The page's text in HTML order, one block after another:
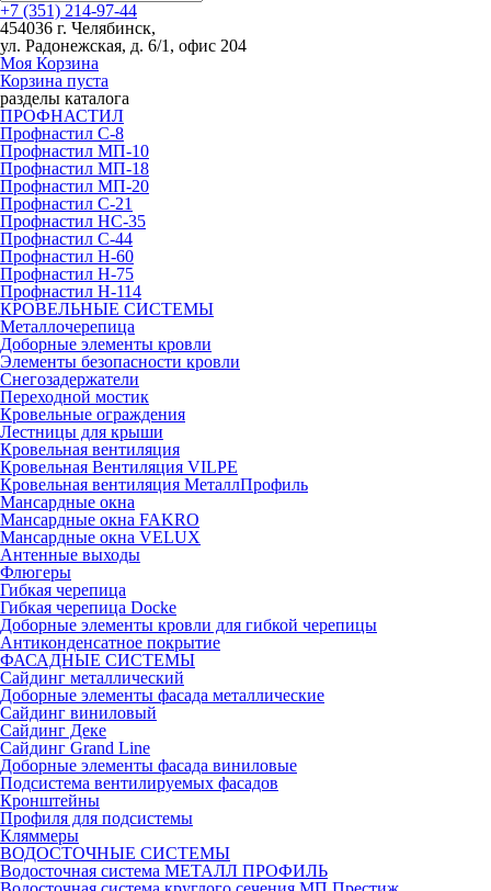
+7 (351) 214-97-44
454036 г. Челябинск,
ул. Радонежская, д. 6/1, офис 204
Моя Корзина
Корзина пуста
разделы каталога
ПРОФНАСТИЛ
Профнастил С-8
Профнастил МП-10
Профнастил МП-18
Профнастил МП-20
Профнастил С-21
Профнастил НС-35
Профнастил С-44
Профнастил Н-60
Профнастил Н-75
Профнастил Н-114
КРОВЕЛЬНЫЕ СИСТЕМЫ
Металлочерепица
Доборные элементы кровли
Элементы безопасности кровли
Снегозадержатели
Переходной мостик
Кровельные ограждения
Лестницы для крыши
Кровельная вентиляция
Кровельная Вентиляция VILPE
Кровельная вентиляция МеталлПрофиль
Мансардные окна
Мансардные окна FAKRO
Мансардные окна VELUX
Антенные выходы
Флюгеры
Гибкая черепица
Гибкая черепица Docke
Доборные элементы кровли для гибкой черепицы
Антиконденсатное покрытие
ФАСАДНЫЕ СИСТЕМЫ
Сайдинг металлический
Доборные элементы фасада металлические
Сайдинг виниловый
Сайдинг Деке
Сайдинг Grand Line
Доборные элементы фасада виниловые
Подсистема вентилируемых фасадов
Кронштейны
Профиля для подсистемы
Кляммеры
ВОДОСТОЧНЫЕ СИСТЕМЫ
Водосточная система МЕТАЛЛ ПРОФИЛЬ